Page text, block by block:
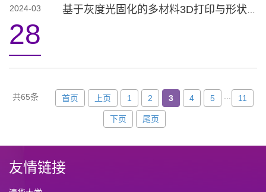
2024-03
28
共65条 首页 上页 1 2 3 4 5 ... 11
下页 尾页
友情链接